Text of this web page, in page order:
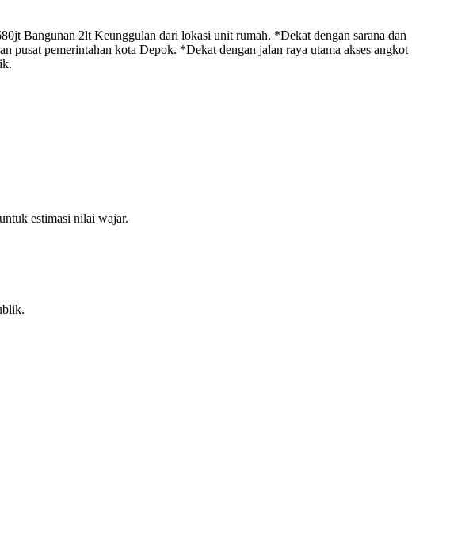
Bangunan 2lt Keunggulan dari lokasi unit rumah. *Dekat dengan sarana dan
pusat pemerintahan kota Depok. *Dekat dengan jalan raya utama akses angkot
estimasi nilai wajar.